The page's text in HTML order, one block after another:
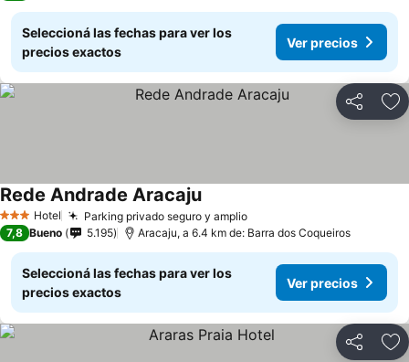
Seleccioná las fechas para ver los
precios exactos
Ver precios
Compartir
3 Estrellas
Hotel Parking privado seguro y amplio
Rede Andrade Aracaju
7,8 Bueno 5.195 Aracaju, a 6.4 km de: Barra dos Coqueiros
Seleccioná las fechas para ver los
precios exactos
Ver precios
Compartir